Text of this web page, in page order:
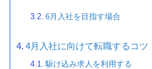
6月入社を目指す場合
4月入社に向けて転職するコツ
駆け込み求人を利用する